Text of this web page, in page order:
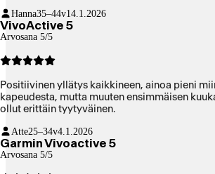
Hanna35–44v14.1.2026
VivoActive 5
Arvosana 5/5
Positiivinen yllätys kaikkineen, ainoa pieni
kapeudesta, mutta muuten ensimmäisen
ollut erittäin tyytyväinen.
Atte25–34v4.1.2026
Garmin Vivoactive 5
Arvosana 5/5